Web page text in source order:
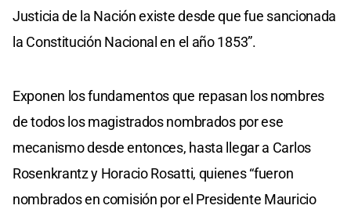
Justicia de la Nación existe desde que fue sancionada
la Constitución Nacional en el año 1853”.
Exponen los fundamentos que repasan los nombres
de todos los magistrados nombrados por ese
mecanismo desde entonces, hasta llegar a Carlos
Rosenkrantz y Horacio Rosatti, quienes “fueron
nombrados en comisión por el Presidente Mauricio